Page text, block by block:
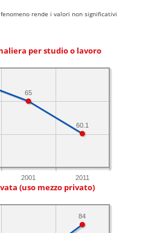
rende i valori non significativi
per studio o lavoro
2001 2011
60.1
65
(uso mezzo privato)
84